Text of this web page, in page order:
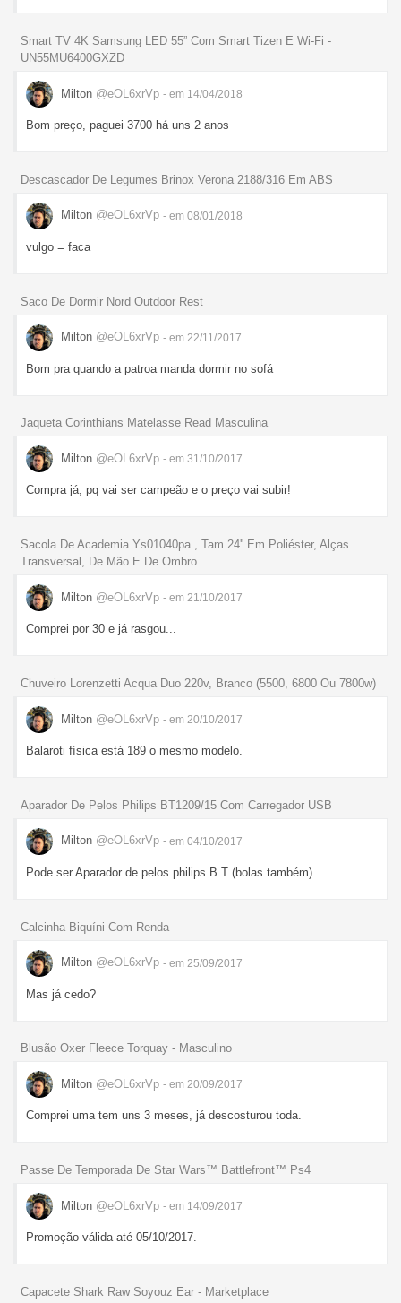
Smart TV 4K Samsung LED 55” Com Smart Tizen E Wi-Fi -
UN55MU6400GXZD
Milton @eOL6xrVp - em 14/04/2018
Bom preço, paguei 3700 há uns 2 anos
Descascador De Legumes Brinox Verona 2188/316 Em ABS
Milton @eOL6xrVp - em 08/01/2018
vulgo = faca
Saco De Dormir Nord Outdoor Rest
Milton @eOL6xrVp - em 22/11/2017
Bom pra quando a patroa manda dormir no sofá
Jaqueta Corinthians Matelasse Read Masculina
Milton @eOL6xrVp - em 31/10/2017
Compra já, pq vai ser campeão e o preço vai subir!
Sacola De Academia Ys01040pa , Tam 24'' Em Poliéster, Alças
Transversal, De Mão E De Ombro
Milton @eOL6xrVp - em 21/10/2017
Comprei por 30 e já rasgou...
Chuveiro Lorenzetti Acqua Duo 220v, Branco (5500, 6800 Ou 7800w)
Milton @eOL6xrVp - em 20/10/2017
Balaroti física está 189 o mesmo modelo.
Aparador De Pelos Philips BT1209/15 Com Carregador USB
Milton @eOL6xrVp - em 04/10/2017
Pode ser Aparador de pelos philips B.T (bolas também)
Calcinha Biquíni Com Renda
Milton @eOL6xrVp - em 25/09/2017
Mas já cedo?
Blusão Oxer Fleece Torquay - Masculino
Milton @eOL6xrVp - em 20/09/2017
Comprei uma tem uns 3 meses, já descosturou toda.
Passe De Temporada De Star Wars™ Battlefront™ Ps4
Milton @eOL6xrVp - em 14/09/2017
Promoção válida até 05/10/2017.
Capacete Shark Raw Soyouz Ear - Marketplace